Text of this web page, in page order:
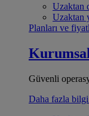
Uzaktan
Uzaktan
Planları ve
Kurumsal
Güvenli
Daha fazla bilgi